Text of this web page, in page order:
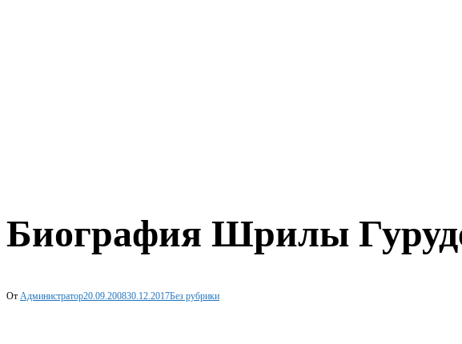
Биография Шрилы
От Администратор20.09.200830.12.2017Без рубрики